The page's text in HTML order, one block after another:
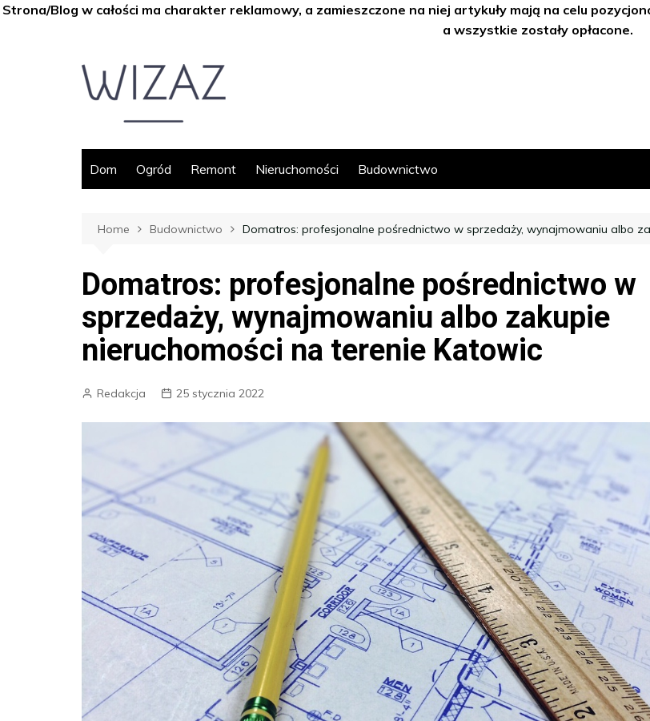
Strona/Blog w całości ma charakter reklamowy, a zamieszczone na niej artykuły mają na celu
a wszystkie zostały opłacone.
Dom Ogród Remont Nieruchomości Budownictwo
Home Budownictwo Domatros: profesjonalne pośrednictwo w sprzedaży, wynajmowaniu albo
Domatros: profesjonalne pośrednictwo w
sprzedaży, wynajmowaniu albo zakupie
nieruchomości na terenie Katowic
Redakcja 25 stycznia 2022